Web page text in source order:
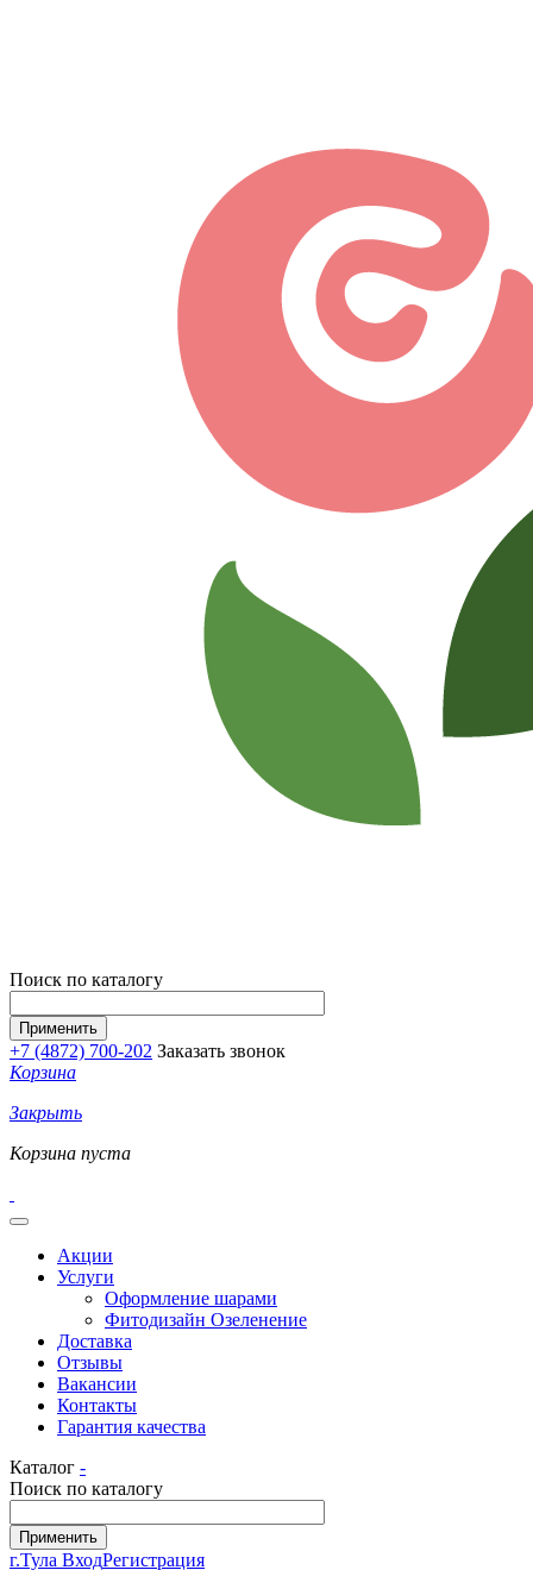
Поиск по каталогу
+7 (4872) 700-202 Заказать звонок
Корзина
Закрыть
Корзина пуста
Акции
Услуги
Оформление шарами
Фитодизайн Озеленение
Доставка
Отзывы
Вакансии
Контакты
Гарантия качества
Каталог -
Поиск по каталогу
г.Тула ВходРегистрация